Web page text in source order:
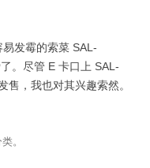
发霉的索菜 SAL-
。尽管 E 卡口上 SAL-
，我也对其兴趣索然。
。